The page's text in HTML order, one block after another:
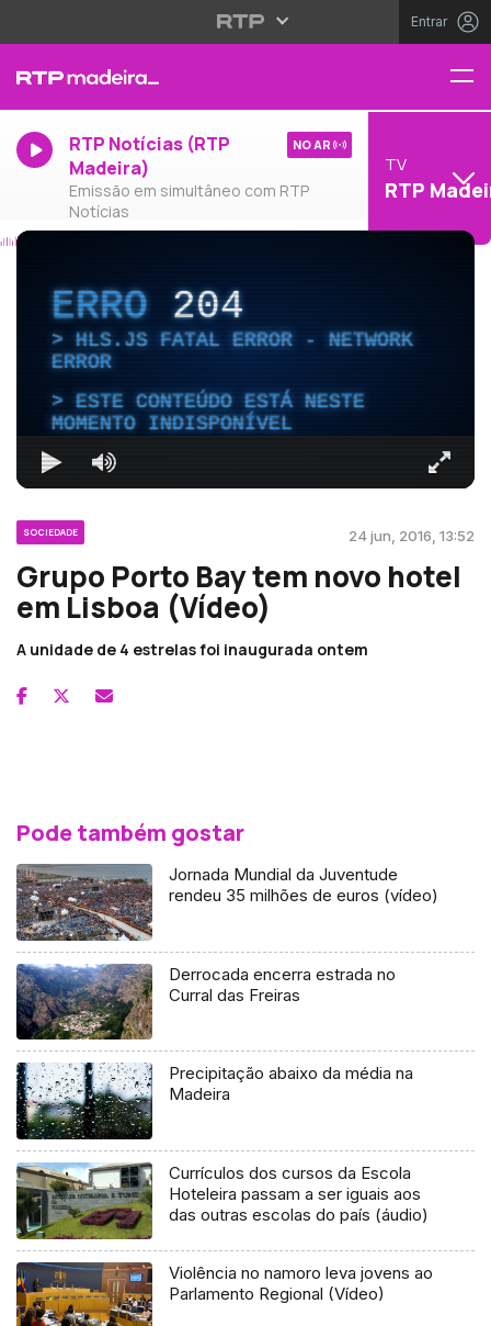
Entrar
RTP Notícias (RTP
Madeira)
Emissão em simultâneo com RTP
Notícias
NO AR
TV
RTP
ERRO204
HLS.JS FATAL ERROR - NETWORK
ERROR
ESTE CONTEÚDO ESTÁ NESTE
MOMENTO INDISPONÍVEL
SOCIEDADE 24 jun, 2016, 13:52
Grupo Porto Bay tem novo hotel
em Lisboa (Vídeo)
A unidade de 4 estrelas foi inaugurada ontem
Pode também gostar
Jornada Mundial da Juventude
rendeu 35 milhões de euros (vídeo)
Derrocada encerra estrada no
Curral das Freiras
Precipitação abaixo da média na
Madeira
Currículos dos cursos da Escola
Hoteleira passam a ser iguais aos
das outras escolas do país (áudio)
Violência no namoro leva jovens ao
Parlamento Regional (Vídeo)